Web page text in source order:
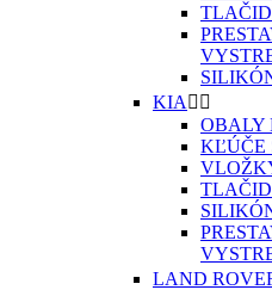
KIA  
OBALY
KĽÚČE
LAND